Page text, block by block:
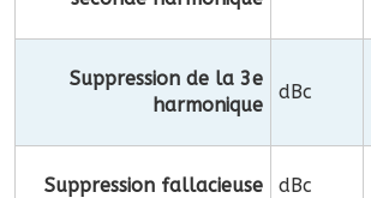
Suppression de la 3e
harmonique
dBc
Suppression fallacieuse dBc